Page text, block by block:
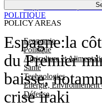
POLICY AREAS
Economie
Politique
Agriculture et
Santé
Technologies
Energie, Environnement
Défense
Espagne:la
du Premier
baisse,
crise iraki
POLITIQUE